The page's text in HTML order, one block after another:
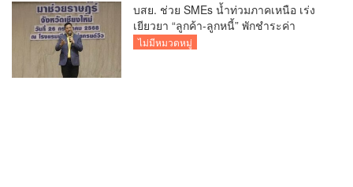
บสย. ช่วย SMEs น้ำท่วมภาคเหนือ เร่ง
เยียวยา “ลูกค้า-ลูกหนี้” พักชำระค่า
ธรรมเนียม-ค่างวด
ไม่มีหมวดหมู่